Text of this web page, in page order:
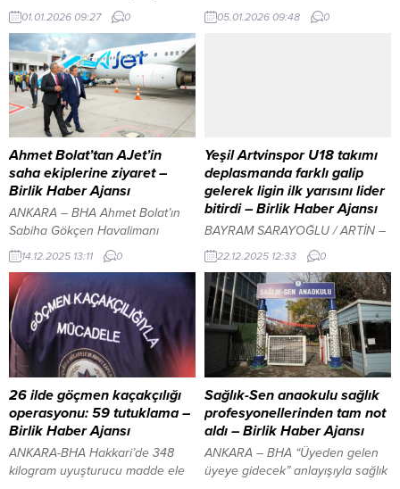
hâlihazırda ilk ve ortaokullarda
uygulanan cep telefonu yasağı,
liseleri de kapsayacak şekilde
genişletilecek. Hükümet bu adımı,
çocukları siber zorbalık, zararlı
içerikler, aşırı ekran kullanımı ve
buna bağlı uyku sorunları gibi
risklerden uzak tutmak amacıyla
atıyor. Yapılan bilimsel çalışmalar
ve parlamento raporları, özellikle
algoritma temelli sosyal...
01.01.2026 09:27 0
Desteklerinde Yeni Dönem İçeriği
Görüntüle YAZI ARASI REKLAM
nedeniyle zehirlendi. Evde
bulunan çocukların da söz
konusu maddeden etkilenerek
bayıldığı bildirildi. Durumu fark
eden bir komşunun...
05.01.2026 09:48 0
Ahmet Bolat’tan AJet’in
saha ekiplerine ziyaret –
Birlik Haber Ajansı
ANKARA – BHA Ahmet Bolat’ın
Sabiha Gökçen Havalimanı
ziyaretinde ilk durağı, AJet uçuş
ekiplerinin bulunduğu ekip odası
oldu. Uçuş ve kabin ekipleriyle
tek tek sohbet eden Bolat,
ekiplerin saha deneyimlerini ve
operasyonlarla ilgili görüşlerini
dinledi. Burada kısa bir konuşma
yapan Bolat, çalışanların
özverisine vurgu yaptı. Ahmet
Bolat: Kabin sizin eviniz...
14.12.2025 13:11 0
Yeşil Artvinspor U18 takımı
deplasmanda farklı galip
gelerek ligin ilk yarısını lider
bitirdi – Birlik Haber Ajansı
BAYRAM SARAYOĞLU / ARTİN –
BHA Artvin U18 liginde
şampiyonluk mücadelesi veren
Yeşil Artvinspor, Murgul Şehir
Stadı’nda, Murgul Belediyespor
U18 takımı ile karşılaştı. Maça
arzulu başlayan Yeşil Artvinspor,
ilk yarıyı 3-0 önde kapatmasını
bildi. İkinci yarıda da etkili ve
disiplinli oyunu sürdüren Yeşil-
beyazlı ekip, 6 gol atarak,
kalesinde 1 gol...
22.12.2025 12:33 0
26 ilde göçmen kaçakçılığı
operasyonu: 59 tutuklama –
Birlik Haber Ajansı
ANKARA-BHA Hakkari’de 348
kilogram uyuşturucu madde ele
Sağlık-Sen anaokulu sağlık
profesyonellerinden tam not
aldı – Birlik Haber Ajansı
ANKARA – BHA “Üyeden gelen
üyeye gidecek” anlayışıyla sağlık